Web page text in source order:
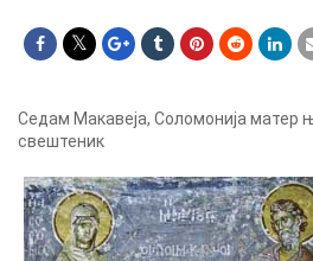
Седам Макавеја, Соломонија матер
свештеник